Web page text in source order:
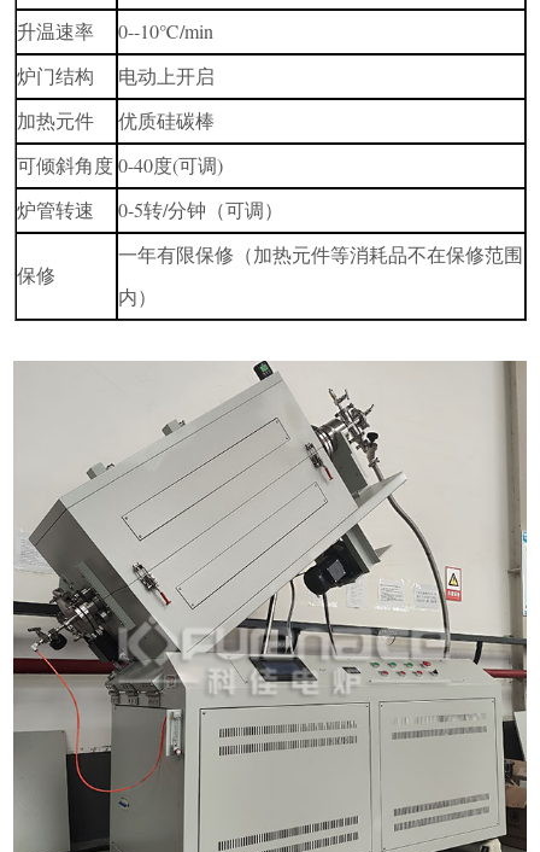
升温速率
0--10℃/min
炉门结构
电动上开启
加热元件
优质硅碳棒
可倾斜角度 0-40度(可调)
炉管转速
0-5转/分钟（可调）
保修
一年有限保修（加热元件等消耗品不在保修范围
内）